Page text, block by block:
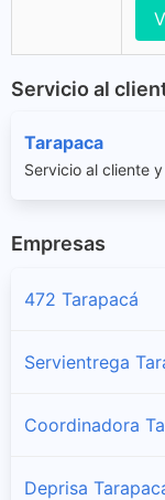
Servicio al
Tarapaca
Servicio al cliente
Empresas
472 Tarapacá
Servientrega
Coordinadora
Deprisa